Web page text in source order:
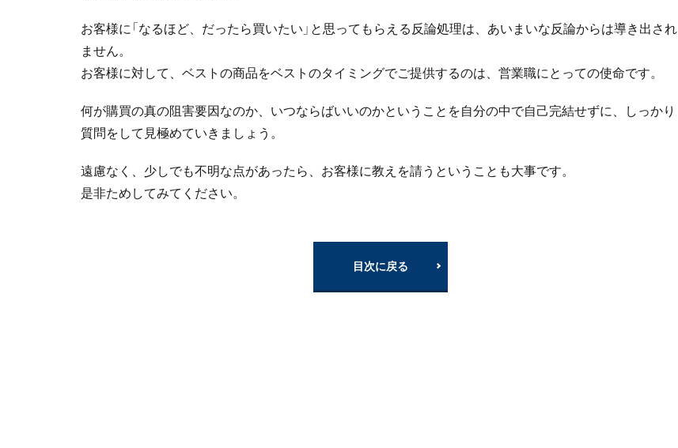
お客様に「なるほど、だったら買いたい」と思ってもらえる反論処理は、あいまいな反論からは導き出され
ません。
お客様に対して、ベストの商品をベストのタイミングでご提供するのは、営業職にとっての使命です。
何が購買の真の阻害要因なのか、いつならばいいのかということを自分の中で自己完結せずに、しっかり
質問をして見極めていきましょう。
遠慮なく、少しでも不明な点があったら、お客様に教えを請うということも大事です。
是非ためしてみてください。
目次に戻る